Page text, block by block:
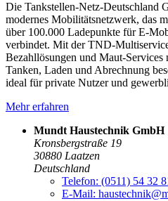
Die Tankstellen-Netz-Deutschland
modernes Mobilitätsnetzwerk, das
über 100.000 Ladepunkte für E-
verbindet. Mit der TND-
Bezahllösungen und Maut-Services
Tanken, Laden und Abrechnung
ideal für private Nutzer und
Mehr erfahren
Mundt Haustechnik GmbH
Kronsbergstraße 19
30880 Laatzen
Deutschland
Telefon: (0511) 54 32
E-Mail: